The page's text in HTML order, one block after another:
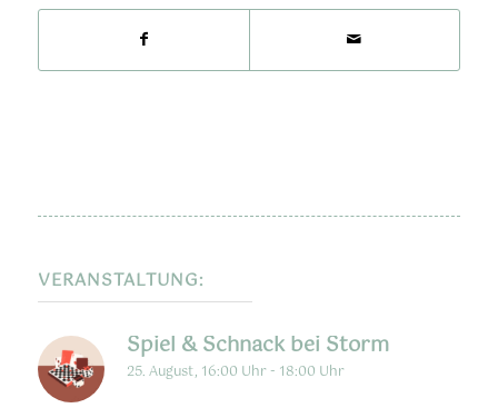
VERANSTALTUNG:
Spiel & Schnack bei Storm
25. August, 16:00 Uhr - 18:00 Uhr